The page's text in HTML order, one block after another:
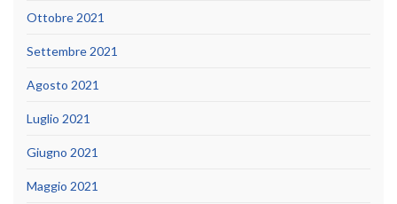
Ottobre 2021
Settembre 2021
Agosto 2021
Luglio 2021
Giugno 2021
Maggio 2021